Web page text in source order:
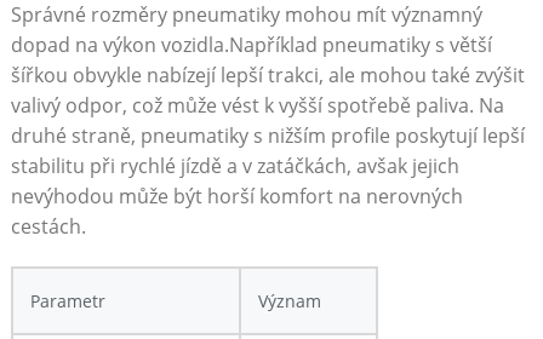
Správné rozměry pneumatiky mohou mít významný
dopad na ‌výkon vozidla.Například pneumatiky s větší⁢
šířkou obvykle nabízejí lepší trakci, ale mohou⁢ také zvýšit
valivý odpor, což může vést k vyšší spotřebě paliva. Na
druhé straně, pneumatiky s nižším profile poskytují lepší
stabilitu při rychlé jízdě a v zatáčkách, avšak jejich
nevýhodou‌ může být horší komfort na nerovných
cestách.
Parametr Význam